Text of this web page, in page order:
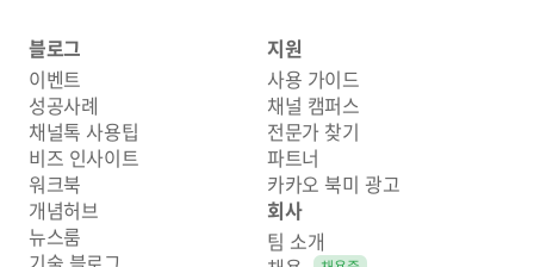
블로그
이벤트
성공사례
채널톡 사용팁
비즈 인사이트
워크북
개념허브
뉴스룸
지원
사용 가이드
채널 캠퍼스
전문가 찾기
파트너
카카오 북미 광고
회사
팀 소개